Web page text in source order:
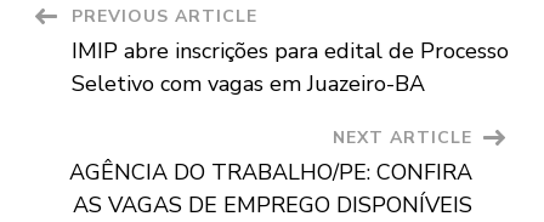
Post
Navigation
PREVIOUS ARTICLE
IMIP abre inscrições para edital de Processo
Seletivo com vagas em Juazeiro-BA
NEXT ARTICLE
AGÊNCIA DO TRABALHO/PE: CONFIRA
AS VAGAS DE EMPREGO DISPONÍVEIS